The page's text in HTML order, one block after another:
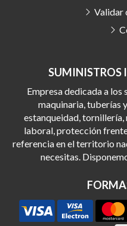
SUMINISTROS
Empresa dedicada a los
maquinaria, tuberías
estanqueidad, tornillería,
laboral, protección
referencia en el territorio
necesitas.
Validar